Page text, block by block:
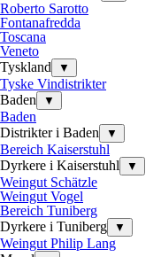
Roberto Sarotto
Fontanafredda
Toscana
Veneto
Tyskland
▼
Tyske Vindistrikter
Baden
▼
Baden
Distrikter i Baden
▼
Bereich Kaiserstuhl
Dyrkere i Kaiserstuhl
▼
Weingut Schätzle
Weingut Vogel
Bereich Tuniberg
Dyrkere i Tuniberg
▼
Weingut Philip Lang